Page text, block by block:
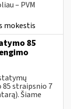
– PVM
mokestis
85
85 straipsnio 7
Šiame